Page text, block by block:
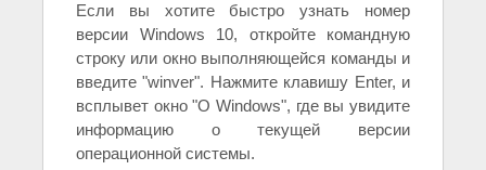
Если вы хотите быстро узнать номер
версии Windows 10, откройте командную
строку или окно выполняющейся команды и
введите "winver". Нажмите клавишу Enter, и
всплывет окно "О Windows", где вы увидите
информацию о текущей версии
операционной системы.